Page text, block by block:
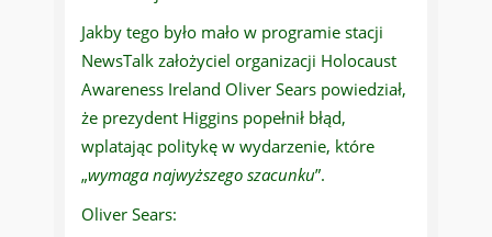
Jakby tego było mało w programie stacji
NewsTalk założyciel organizacji Holocaust
Awareness Ireland Oliver Sears powiedział,
że prezydent Higgins popełnił błąd,
wplatając politykę w wydarzenie, które
„wymaga najwyższego szacunku”.
Oliver Sears: